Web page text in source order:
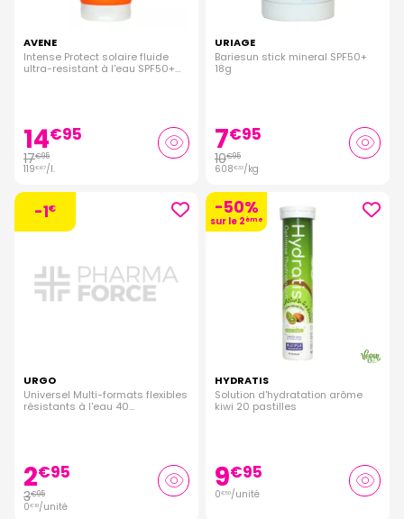
AVENE
Intense Protect solaire fluide
ultra-resistant à l'eau SPF50+
14€95
17€95
119€67/l.
URIAGE
Bariesun stick mineral SPF50+
18g
7€95
10€95
608€33/kg
-1€
URGO
Universel Multi-formats flexibles
résistants à l'eau 40
2€95
3€95
0€ 10/unité
-50%
sur le 2ème
HYDRATIS
Solution d'hydratation arôme
kiwi 20 pastilles
9€95
0€50/unité